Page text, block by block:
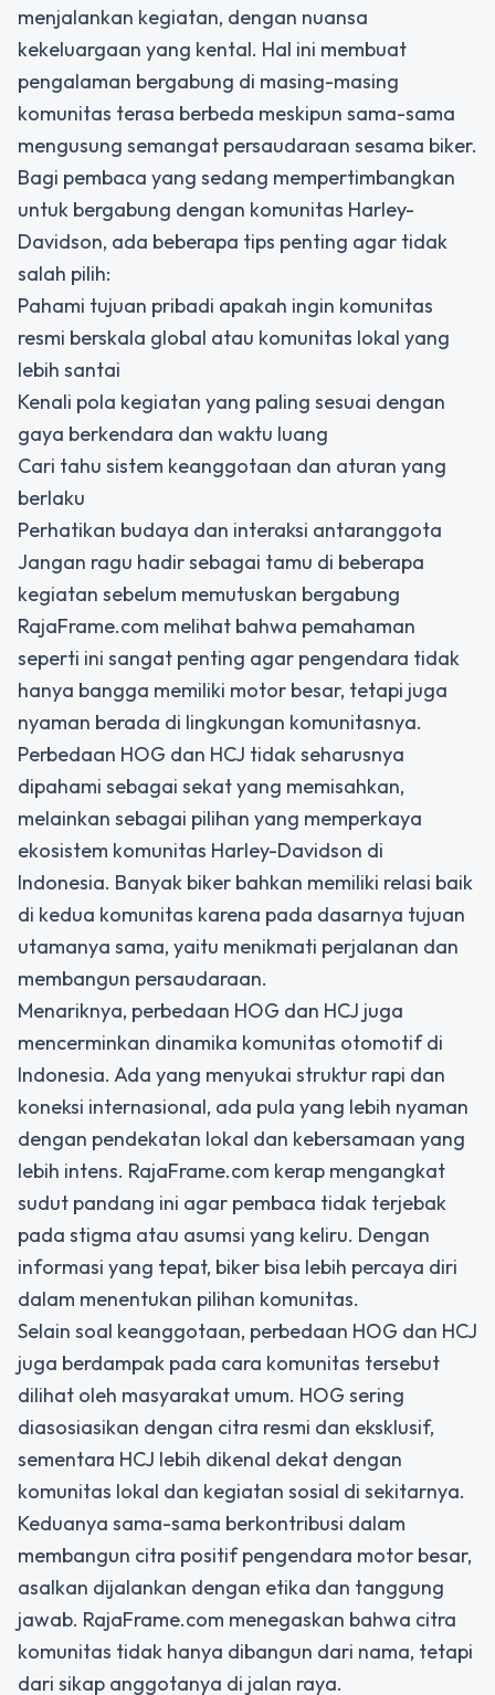
menjalankan kegiatan, dengan nuansa
kekeluargaan yang kental. Hal ini membuat
pengalaman bergabung di masing-masing
komunitas terasa berbeda meskipun sama-sama
mengusung semangat persaudaraan sesama biker.
Bagi pembaca yang sedang mempertimbangkan
untuk bergabung dengan komunitas Harley-
Davidson, ada beberapa tips penting agar tidak
salah pilih:
Pahami tujuan pribadi apakah ingin komunitas
resmi berskala global atau komunitas lokal yang
lebih santai
Kenali pola kegiatan yang paling sesuai dengan
gaya berkendara dan waktu luang
Cari tahu sistem keanggotaan dan aturan yang
berlaku
Perhatikan budaya dan interaksi antaranggota
Jangan ragu hadir sebagai tamu di beberapa
kegiatan sebelum memutuskan bergabung
RajaFrame.com melihat bahwa pemahaman
seperti ini sangat penting agar pengendara tidak
hanya bangga memiliki motor besar, tetapi juga
nyaman berada di lingkungan komunitasnya.
Perbedaan HOG dan HCJ tidak seharusnya
dipahami sebagai sekat yang memisahkan,
melainkan sebagai pilihan yang memperkaya
ekosistem komunitas Harley-Davidson di
Indonesia. Banyak biker bahkan memiliki relasi baik
di kedua komunitas karena pada dasarnya tujuan
utamanya sama, yaitu menikmati perjalanan dan
membangun persaudaraan.
Menariknya, perbedaan HOG dan HCJ juga
mencerminkan dinamika komunitas otomotif di
Indonesia. Ada yang menyukai struktur rapi dan
koneksi internasional, ada pula yang lebih nyaman
dengan pendekatan lokal dan kebersamaan yang
lebih intens. RajaFrame.com kerap mengangkat
sudut pandang ini agar pembaca tidak terjebak
pada stigma atau asumsi yang keliru. Dengan
informasi yang tepat, biker bisa lebih percaya diri
dalam menentukan pilihan komunitas.
Selain soal keanggotaan, perbedaan HOG dan HCJ
juga berdampak pada cara komunitas tersebut
dilihat oleh masyarakat umum. HOG sering
diasosiasikan dengan citra resmi dan eksklusif,
sementara HCJ lebih dikenal dekat dengan
komunitas lokal dan kegiatan sosial di sekitarnya.
Keduanya sama-sama berkontribusi dalam
membangun citra positif pengendara motor besar,
asalkan dijalankan dengan etika dan tanggung
jawab. RajaFrame.com menegaskan bahwa citra
komunitas tidak hanya dibangun dari nama, tetapi
dari sikap anggotanya di jalan raya.